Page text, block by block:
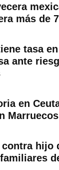
más de
tasa
ante
en
Marruecos
hijo